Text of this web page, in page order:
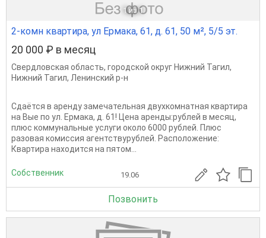
1 из 1
2-комн квартира, ул Ермака, 61, д. 61, 50 м², 5/5 эт.
20 000 ₽ в месяц
Свердловская область, городской округ Нижний Тагил,
Нижний Тагил, Ленинский р-н
Сдаётся в аренду замечательная двухкомнатная квартира
на Вые по ул. Ермака, д. 61! Цена аренды:рублей в месяц,
плюс коммунальные услуги около 6000 рублей. Плюс
разовая комиссия агентствурублей. Расположение:
Квартира находится на пятом...
Собственник 19.06
Позвонить